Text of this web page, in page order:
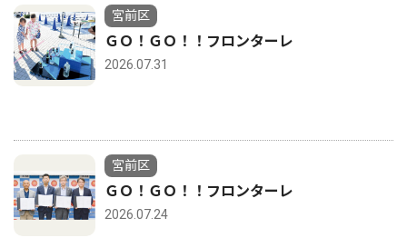
宮前区
ＧＯ！ＧＯ！！フロンターレ
2026.07.31
宮前区
ＧＯ！ＧＯ！！フロンターレ
2026.07.24